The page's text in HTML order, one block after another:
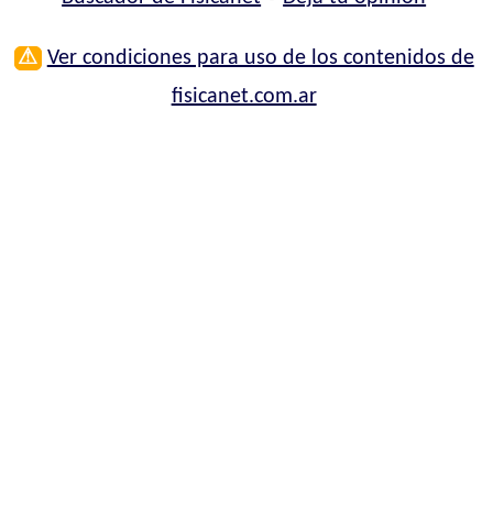
⚠ Ver condiciones para uso de los contenidos de
fisicanet.com.ar